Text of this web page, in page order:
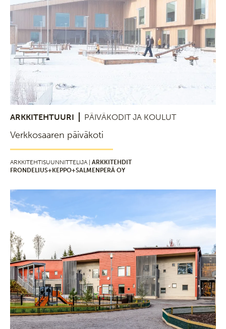
ARKKITEHTUURI PÄIVÄKODIT JA KOULUT
Verkkosaaren päiväkoti
ARKKITEHTISUUNNITTELIJA | ARKKITEHDIT
FRONDELIUS+KEPPO+SALMENPERÄ OY